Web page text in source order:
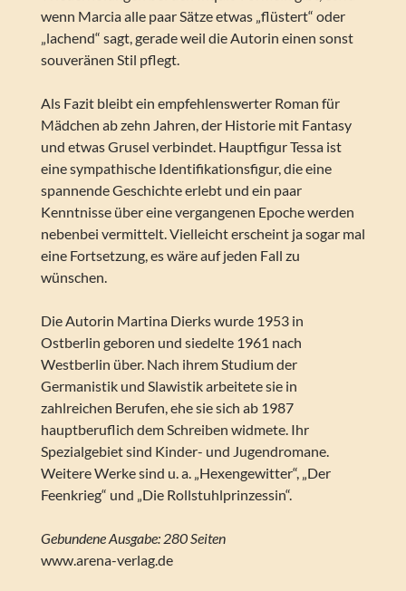
wenn Marcia alle paar Sätze etwas „flüstert“ oder
„lachend“ sagt, gerade weil die Autorin einen sonst
souveränen Stil pflegt.
Als Fazit bleibt ein empfehlenswerter Roman für
Mädchen ab zehn Jahren, der Historie mit Fantasy
und etwas Grusel verbindet. Hauptfigur Tessa ist
eine sympathische Identifikationsfigur, die eine
spannende Geschichte erlebt und ein paar
Kenntnisse über eine vergangenen Epoche werden
nebenbei vermittelt. Vielleicht erscheint ja sogar mal
eine Fortsetzung, es wäre auf jeden Fall zu
wünschen.
Die Autorin Martina Dierks wurde 1953 in
Ostberlin geboren und siedelte 1961 nach
Westberlin über. Nach ihrem Studium der
Germanistik und Slawistik arbeitete sie in
zahlreichen Berufen, ehe sie sich ab 1987
hauptberuflich dem Schreiben widmete. Ihr
Spezialgebiet sind Kinder- und Jugendromane.
Weitere Werke sind u. a. „Hexengewitter“, „Der
Feenkrieg“ und „Die Rollstuhlprinzessin“.
Gebundene Ausgabe: 280 Seiten
www.arena-verlag.de